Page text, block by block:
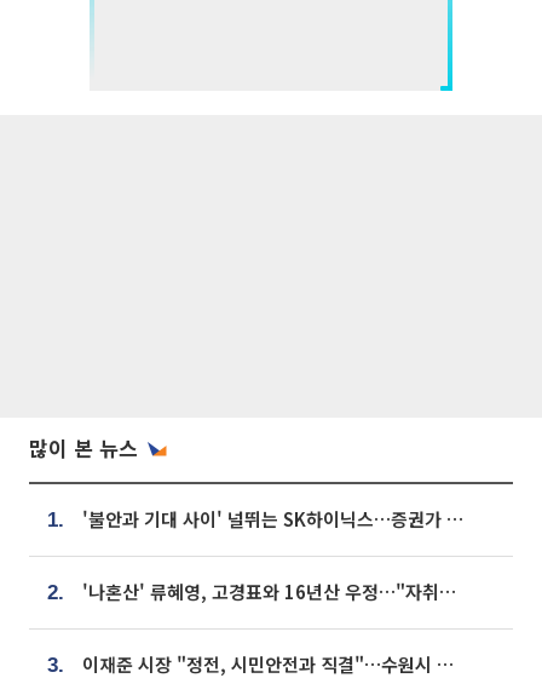
많이 본 뉴스
1. '불안과 기대 사이' 널뛰는 SK하이닉스…증권가 "HBM4·LTA 기반 펀터멘털 견고"
2. '나혼산' 류혜영, 고경표와 16년산 우정…"자취방서 부모님과 마주쳐"
3. 이재준 시장 "정전, 시민안전과 직결"…수원시 비상대응체계 가동